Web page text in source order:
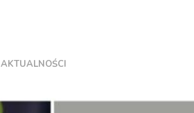
AKTUALNOŚCI